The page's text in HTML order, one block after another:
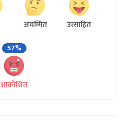
अचम्मित
उत्साहित
57%
आक्रोशित